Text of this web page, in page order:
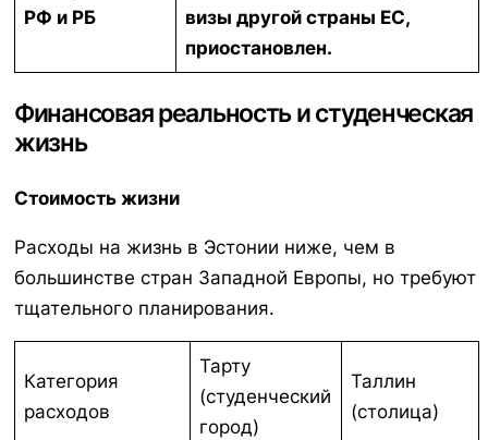
РФ и РБ
визы другой страны ЕС,
приостановлен.
Финансовая реальность и студенческая
жизнь
Стоимость жизни
Расходы на жизнь в Эстонии ниже, чем в
большинстве стран Западной Европы, но требуют
тщательного планирования.
Категория
расходов
Тарту
(студенческий
город)
Таллин
(столица)